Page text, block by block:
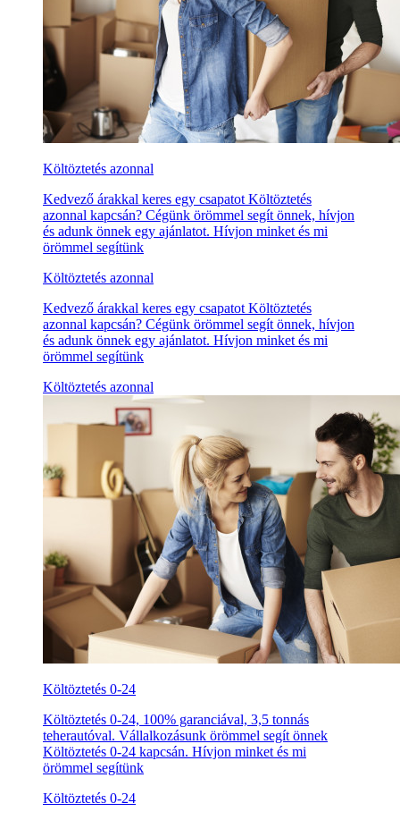
Költöztetés azonnal
Kedvező árakkal keres egy csapatot Költöztetés
azonnal kapcsán? Cégünk örömmel segít önnek, hívjon
és adunk önnek egy ajánlatot. Hívjon minket és mi
örömmel segítünk
Költöztetés azonnal
Kedvező árakkal keres egy csapatot Költöztetés
azonnal kapcsán? Cégünk örömmel segít önnek, hívjon
és adunk önnek egy ajánlatot. Hívjon minket és mi
örömmel segítünk
Költöztetés azonnal
Költöztetés 0-24
Költöztetés 0-24, 100% garanciával, 3,5 tonnás
teherautóval. Vállalkozásunk örömmel segít önnek
Költöztetés 0-24 kapcsán. Hívjon minket és mi
örömmel segítünk
Költöztetés 0-24